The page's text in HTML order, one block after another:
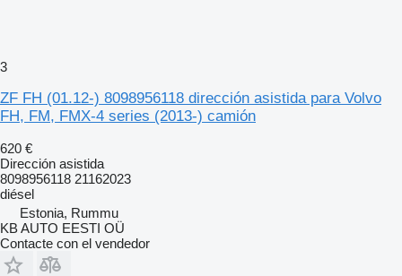
3
ZF FH (01.12-) 8098956118 dirección asistida para Volvo
FH, FM, FMX-4 series (2013-) camión
620 €
Dirección asistida
8098956118 21162023
diésel
Estonia, Rummu
KB AUTO EESTI OÜ
Contacte con el vendedor